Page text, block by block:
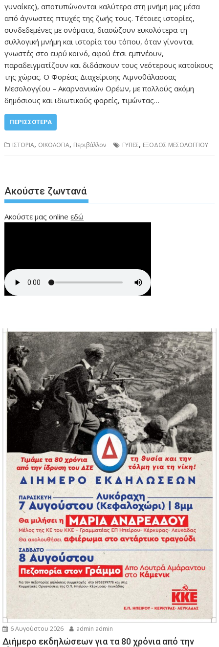
γυναίκες), αποτυπώνονται καλύτερα στη μνήμη μας μέσα
από άγνωστες πτυχές της ζωής τους. Τέτοιες ιστορίες,
συνδεδεμένες με ονόματα, διασώζουν ευκολότερα τη
συλλογική μνήμη και ιστορία του τόπου, όταν γίνονται
γνωστές στο ευρύ κοινό, αφού έτσι εμπνέουν,
παραδειγματίζουν και διδάσκουν τους νεότερους κατοίκους
της χώρας. Ο Φορέας Διαχείρισης Λιμνοθάλασσας
Μεσολογγίου – Ακαρνανικών Ορέων, με πολλούς ακόμη
δημόσιους και ιδιωτικούς φορείς, τιμώντας…
ΠΕΡΙΣΣΌΤΕΡΑ
ΙΣΤΟΡΙΑ, ΟΙΚΟΛΟΓΙΑ, Περιβάλλον ΓΥΠΕΣ, ΕΞΟΔΟΣ ΜΕΣΟΛΟΓΓΙΟΥ
Ακούστε ζωντανά
Ακούστε μας onlineεδώ
6 Αυγούστου 2026 admin admin
Διήμερο εκδηλώσεων για τα 80 χρόνια από την